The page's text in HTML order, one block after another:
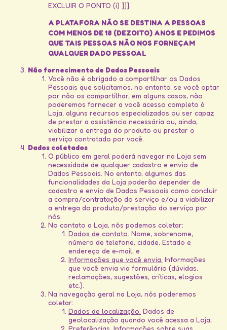
EXCLUIR O PONTO (i) ]]].
A PLATAFORA NÃO SE DESTINA A PESSOAS
COM MENOS DE 18 (DEZOITO) ANOS E PEDIMOS
QUE TAIS PESSOAS NÃO NOS FORNEÇAM
QUALQUER DADO PESSOAL
Não fornecimento de Dados Pessoais
Você não é obrigado a compartilhar os Dados
Pessoais que solicitamos, no entanto, se você optar
por não os compartilhar, em alguns casos, não
poderemos fornecer a você acesso completo à
Loja, alguns recursos especializados ou ser capaz
de prestar a assistência necessária ou, ainda,
viabilizar a entrega do produto ou prestar o
serviço contratado por você.
Dados coletados
O público em geral poderá navegar na Loja sem
necessidade de qualquer cadastro e envio de
Dados Pessoais. No entanto, algumas das
funcionalidades da Loja poderão depender de
cadastro e envio de Dados Pessoais como concluir
a compra/contratação do serviço e/ou a viabilizar
a entrega do produto/prestação do serviço por
nós.
No contato a Loja, nós podemos coletar:
Dados de contato. Nome, sobrenome,
número de telefone, cidade, Estado e
endereço de e-mail; e
Informações que você envia. Informações
que você envia via formulário (dúvidas,
reclamações, sugestões, críticas, elogios
etc.).
Na navegação geral na Loja, nós poderemos
coletar:
Dados de localização. Dados de
geolocalização quando você acessa a Loja;
Preferências. Informações sobre suas